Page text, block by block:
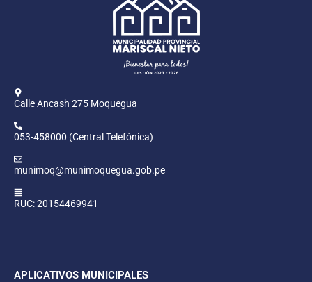
Calle Ancash 275 Moquegua
053-458000 (Central Telefónica)
munimoq@munimoquegua.gob.pe
RUC: 20154469941
APLICATIVOS MUNICIPALES